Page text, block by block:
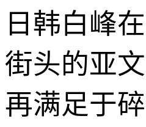
日韩白峰
街头的亚
再满足于